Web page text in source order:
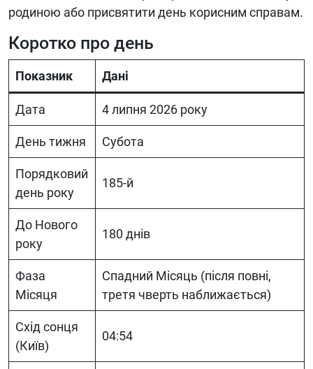
родиною або присвятити день корисним справам.
Коротко про день
Показник Дані
Дата 4 липня 2026 року
День тижня Субота
Порядковий
день року
185-й
До Нового
року
180 днів
Фаза
Місяця
Спадний Місяць (після повні,
третя чверть наближається)
Схід сонця
(Київ)
04:54